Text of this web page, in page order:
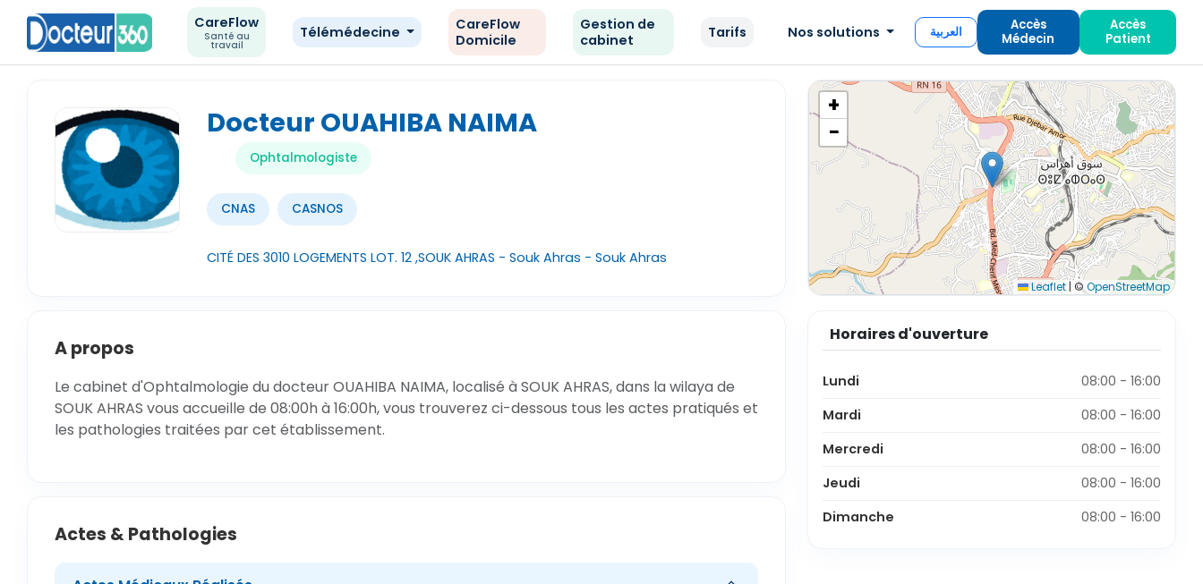
CareFlow
Santé au
travail
Télémédecine
CareFlow
Domicile
Gestion de
cabinet
Tarifs Nos solutions العربية
Accès
Médecin
Accès
Patient
Docteur OUAHIBA NAIMA
Ophtalmologiste
CNAS CASNOS
CITÉ DES 3010 LOGEMENTS LOT. 12 ,SOUK AHRAS - Souk Ahras - Souk Ahras
+
−
Leaflet| ©OpenStreetMap
A propos
Le cabinet d'Ophtalmologie du docteur OUAHIBA NAIMA, localisé à SOUK AHRAS, dans la wilaya de
SOUK AHRAS vous accueille de 08:00h à 16:00h, vous trouverez ci-dessous tous les actes pratiqués et
les pathologies traitées par cet établissement.
Actes & Pathologies
Horaires d'ouverture
Lundi
08:00 - 16:00
Mardi
08:00 - 16:00
Mercredi
08:00 - 16:00
Jeudi
08:00 - 16:00
Dimanche
08:00 - 16:00